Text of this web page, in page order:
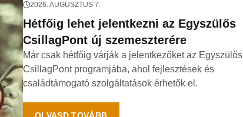
2026. AUGUSZTUS 7.
Hétfőig lehet jelentkezni az Egyszülős
CsillagPont új szemeszterére
Már csak hétfőig várják a jelentkezőket az Egyszülős
CsillagPont programjába, ahol fejlesztések és
családtámogató szolgáltatások érhetők el.